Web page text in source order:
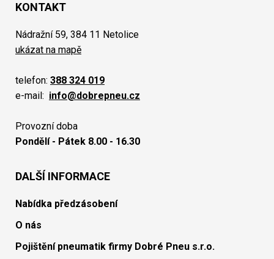
KONTAKT
Nádražní 59, 384 11 Netolice
ukázat na mapě
telefon: 388 324 019
e-mail: info@dobrepneu.cz
Provozní doba
Pondělí - Pátek 8.00 - 16.30
DALŠÍ INFORMACE
Nabídka předzásobení
O nás
Pojištění pneumatik firmy Dobré Pneu s.r.o.